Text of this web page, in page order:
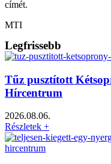
címét.
MTI
Legfrissebb
Tűz pusztított
Hírcentrum
2026.08.06.
Részletek +